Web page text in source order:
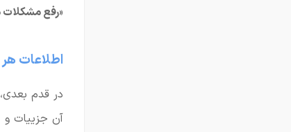
«رفع مشکلات
اطلاعات
در قدم
آن جزییات و